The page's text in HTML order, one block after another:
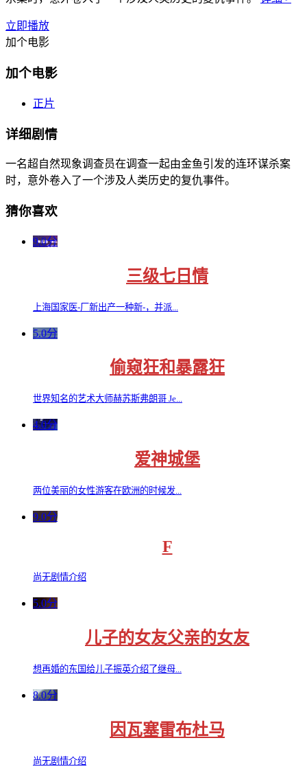
立即播放
加个电影
加个电影
正片
详细剧情
一名超自然现象调查员在调查一起由金鱼引发的连环谋杀案
时，意外卷入了一个涉及人类历史的复仇事件。
猜你喜欢
9.0分
三级七日情
上海国家医-厂新出产一种新-，并派...
5.0分
偷窥狂和暴露狂
世界知名的艺术大师赫苏斯弗朗哥 Je...
4.0分
爱神城堡
两位美丽的女性游客在欧洲的时候发...
9.0分
F
尚无剧情介绍
5.0分
儿子的女友父亲的女友
想再婚的东国给儿子振英介绍了继母...
8.0分
因瓦塞雷布杜马
尚无剧情介绍